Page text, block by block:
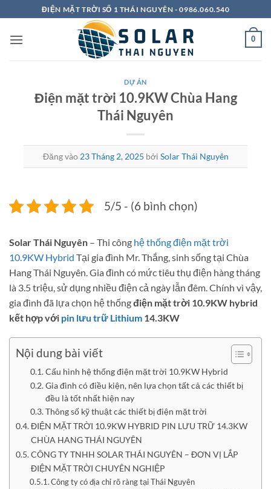
qua
nội
ĐIỆN MẶT TRỜI SỐ 1 THÁI NGUYÊN - 0986.060.540
0
DỰ ÁN
Điện mặt trời 10.9KW Chùa Hang
Thái Nguyên
Đăng vào 23 Tháng 2, 2025 bởi Solar Thái Nguyên
5/5 - (6 bình chọn)
Solar Thái Nguyên – Thi công hệ thống điện mặt trời
10.9KW Hybrid Tại gia đình Mr. Thắng, sinh sống tại Chùa
Hang Thái Nguyên. Gia đình có mức tiêu thụ điện hàng tháng
là 3.5 triệu, sử dụng nhiều điện cả ngày lẫn đêm. Chính vì vậy,
gia đình đã lựa chọn hệ thốngđiện mặt trời 10.9KW hybrid
kết hợp với pin lưu trữ Lithium 14.3KW
Nội dung bài viết
Cấu hình hệ thống điện mặt trời 10.9KW Hybrid
Gia đình có điều kiện, nên lựa chọn tất cả các thiết bị
đều là tốt nhất hiện nay
Thông số kỹ thuật các thiết bị điện mặt trời
ĐIỆN MẶT TRỜI 10.9KW HYBRID PIN LƯU TRỮ 14.3KW
CHÙA HANG THÁI NGUYÊN
CÔNG TY TNHH SOLAR THÁI NGUYÊN – ĐƠN VỊ LẮP
ĐIỆN MẶT TRỜI CHUYÊN NGHIỆP
Công ty có địa chỉ rõ ràng tại Thái Nguyên